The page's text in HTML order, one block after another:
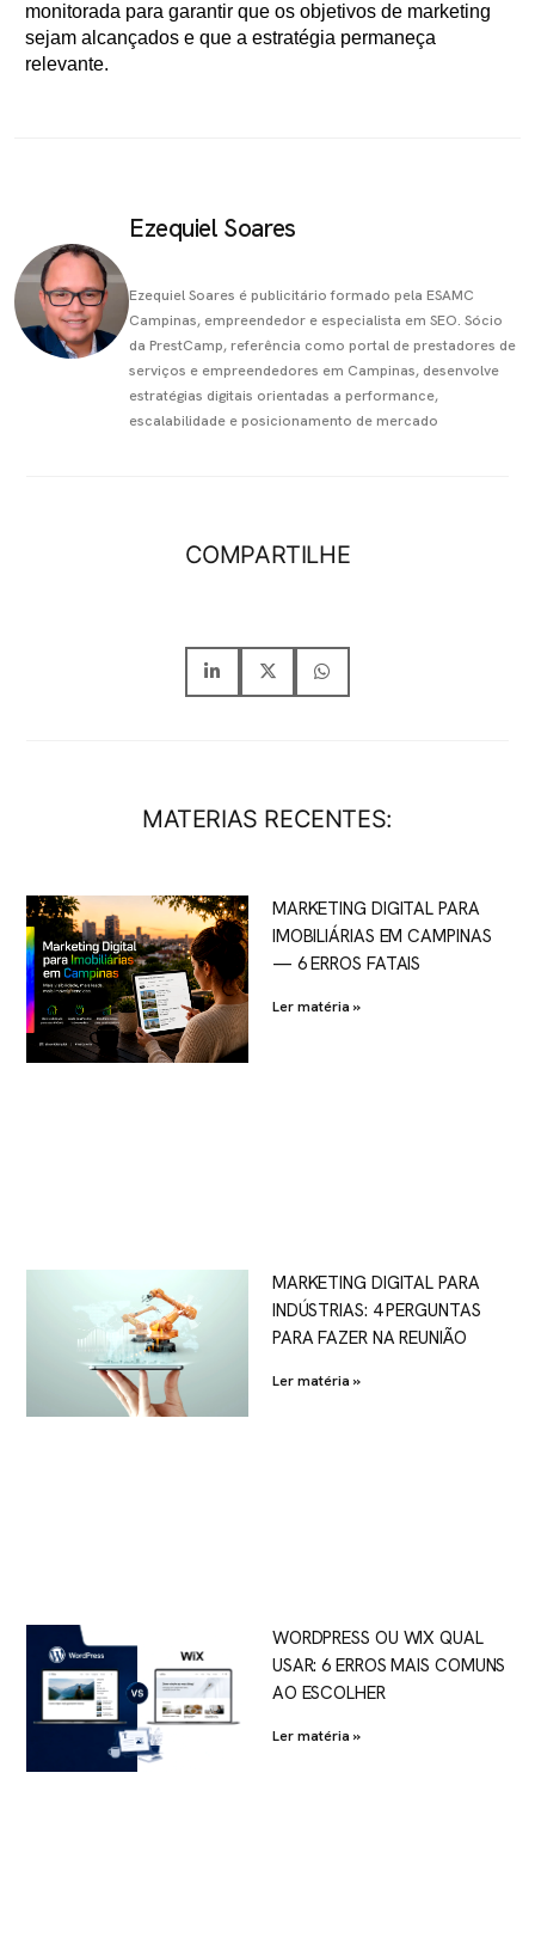
monitorada para garantir que os objetivos de marketing
sejam alcançados e que a estratégia permaneça
relevante.
Ezequiel Soares
Ezequiel Soares é publicitário formado pela ESAMC
Campinas, empreendedor e especialista em SEO. Sócio
da PrestCamp, referência como portal de prestadores de
serviços e empreendedores em Campinas, desenvolve
estratégias digitais orientadas a performance,
escalabilidade e posicionamento de mercado
COMPARTILHE
MATERIAS RECENTES:
MARKETING DIGITAL PARA
IMOBILIÁRIAS EM CAMPINAS
— 6 ERROS FATAIS
Ler matéria »
MARKETING DIGITAL PARA
INDÚSTRIAS: 4 PERGUNTAS
PARA FAZER NA REUNIÃO
Ler matéria »
WORDPRESS OU WIX QUAL
USAR: 6 ERROS MAIS COMUNS
AO ESCOLHER
Ler matéria »